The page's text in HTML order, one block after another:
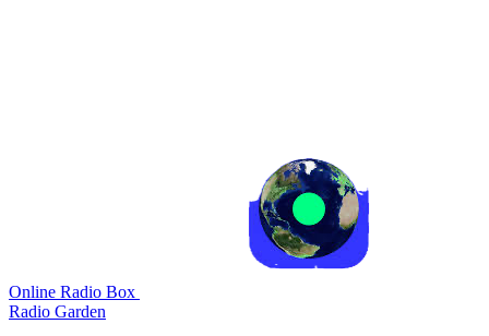
Online Radio Box
Radio Garden